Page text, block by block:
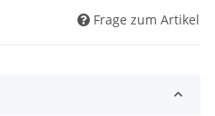
Frage zum Artikel